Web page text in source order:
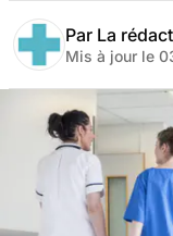
Par La
Mis à jour le